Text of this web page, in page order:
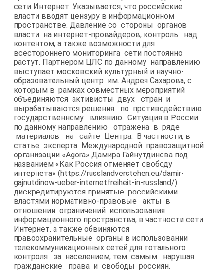
сети Интернет. Указывается, что российские
власти вводят цензуру в информационном
пространстве. Давление со стороны органов
власти на интернет-​провайдеров, контроль над
контентом, а также возможности для
всестороннего мониторинга сети постоянно
растут. Партнером ЦЛС по данному направлению
выступает московский культурный и научно-​
образовательный центр им. Андрея Сахарова, с
которым в рамках совместных мероприятий
объединяются активисты двух стран и
вырабатываются решения по противодействию
государственному влиянию. Ситуация в России
по данному направлению отражена в ряде
материалов на сайте Центра. В частности, в
статье эксперта Международной правозащитной
организации «Agora» Дамира Гайнутдинова под
названием «Как Россия отменяет свободу
интернета» (https://russlandverstehen.eu/damir-​
gajnutdinow-ueber-internetfreiheit-in-russland/)
дискредитируются принятые российскими
властями нормативно-​правовые акты в
отношении ограничений использования
информационного пространства, в частности сети
Интернет, а также обвиняются
правоохранительные органы в использовании
телекоммуникационных сетей для тотального
контроля за населением, тем самым нарушая
гражданские права и свободы россиян.